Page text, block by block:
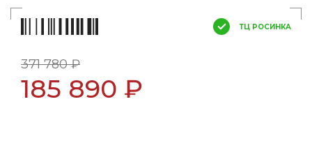
ТЦ РОСИНКА
371 780 ₽
185 890 ₽